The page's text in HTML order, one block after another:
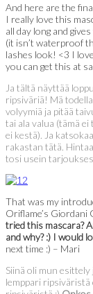
And here are the
I really love this
all day long and
(it isn’t waterproof
lashes look! <3 I
you can get this at
Ja tältä näyttää
ripsiväriä! Mä
volyymiä ja pitää
tai ala valua (tämä
ei kestä). Ja
rakastan tätä.
tosi usein
That was my
Oriflame’s Giordani
tried this mascara?
and why? :) I would
next time :) – Mari
Siinä oli mun
lemppari